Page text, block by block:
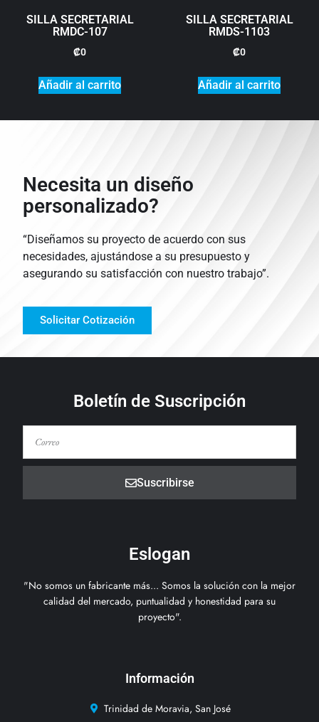
SILLA SECRETARIAL
RMDC-107
₡0
Añadir al carrito
SILLA SECRETARIAL
RMDS-1103
₡0
Añadir al carrito
Necesita un diseño
personalizado?
“Diseñamos su proyecto de acuerdo con sus
necesidades, ajustándose a su presupuesto y
asegurando su satisfacción con nuestro trabajo”.
Solicitar Cotización
Boletín de Suscripción
Suscribirse
Eslogan
"No somos un fabricante más... Somos la solución con la mejor
calidad del mercado, puntualidad y honestidad para su
proyecto".
Información
Trinidad de Moravia, San José